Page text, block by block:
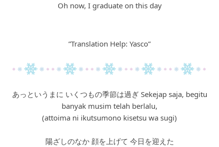
Oh now, I graduate on this day
”Translation Help: Yasco”
あっというまに いくつもの季節は過ぎ Sekejap saja, begitu
banyak musim telah berlalu,
(attoima ni ikutsumono kisetsu wa sugi)
陽ざしのなか 顔を上げて 今日を迎えた